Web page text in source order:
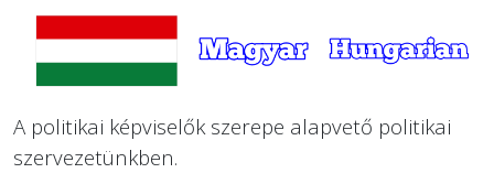
A politikai képviselők szerepe alapvető politikai
szervezetünkben.